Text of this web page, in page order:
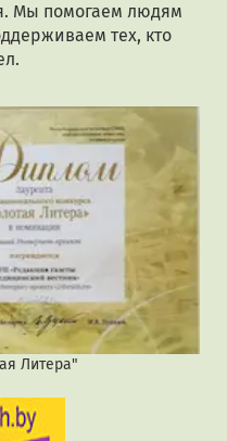
Мы помогаем людям
тех, кто
Литера"